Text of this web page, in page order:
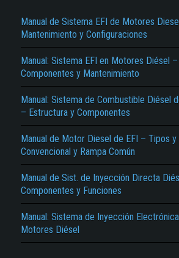
Manual de Sistema EFI de Motores
Mantenimiento y Configuraciones
Manual: Sistema EFI en Motores Diésel
Componentes y Mantenimiento
Manual: Sistema de Combustible Diésel
– Estructura y Componentes
Manual de Motor Diesel de EFI – Tipos
Convencional y Rampa Común
Manual de Sist. de Inyección Directa
Componentes y Funciones
Manual: Sistema de Inyección
Motores Diésel
El Título es incorrecto según el
Texto o Imagen de portada son
No carga o no se visualiza el
Reportar otro tipo de error...